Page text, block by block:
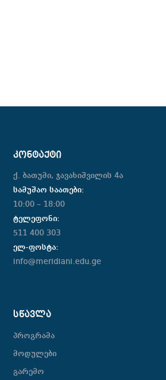
ᲙᲝᲜᲢᲐᲥᲢᲘ
ქ. ბათუმი, ჯავახიშვილის 4ა
სამუშაო საათები:
10:00 – 18:00
ტელეფონი:
511 400 303
ელ-ფოსტა:
info@meridiani.edu.ge
ᲡᲬᲐᲕᲚᲐ
პროგრამა
მოდულები
გარემო